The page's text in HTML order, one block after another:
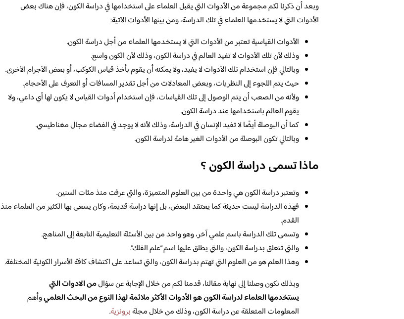
وبعد أن ذكرنا لكم مجموعة من الأدوات التي يقبل العلماء على استخدامها في دراسة الكون، فإن هناك بعض
الأدوات التي لا يستخدمها العلماء في تلك الدراسة، ومن بينها الأدوات الآتية:
الأدوات القياسية تعتبر من الأدوات التي لا يستخدمها العلماء من أجل دراسة الكون.
وذلك لأن تلك الأدوات لا تفيد العالم في دراسة الكون، وذلك لأن الكون واسع.
وبالتالي فإن استخدام تلك الأدوات لا يفيد، ولا يمكنه أن يقوم بأخذ قياس الكوكب، أو بعض الأجرام الأخرى.
حيث يتم اللجوء إلى النظريات، وبعض المعادلات من أجل تقدير المسافات أو التعرف على الأحجام.
ولأنه من الصعب أن يتم الوصول إلى تلك القياسات، فإن استخدام أدوات القياس لا يكون لها أي داعي، ولا
يقوم العالم باستخدامها عند دراسة الكون.
كما أن البوصلة أيضًا لا تفيد الإنسان في الدراسة، وذلك لأنه لا يوجد في الفضاء مجال مغناطيسي.
وبالتالي تكون البوصلة من الأدوات الغير هامة لدراسة الكون.
ماذا تسمى دراسة الكون ؟
وتعتبر دراسة الكون هي واحدة من بين العلوم المتميزة، والتي عرفت منذ مئات السنين.
فهذه الدراسة ليست حديثة كما يعتقد البعض، بل إنها دراسة قديمة، وكان يسعى بها الكثير من العلماء منذ
القدم.
وتسمى تلك الدراسة باسم علمي آخر، وهو واحد من بين الأسئلة التعليمية التابعة إلى المناهج.
والتي تتعلق بدراسة الكون، والتي يطلق عليها اسم “علم الفلك”.
وهذا العلم هو من العلوم التي تهتم بدراسة الكون، والتي تساعد على اكتشاف كافة الأسرار الكونية المختلفة.
وبذلك نكون وصلنا إلى نهاية مقالنا، قدمنا لكم من خلال الإجابة عن سؤالمن الادوات التي
يستخدمها العلماءلدراسة الكون هو الأدوات الأكثر ملائمة لهذا النوع من البحث العلميوأهم
المعلومات المتعلقة عن دراسة الكون، وذلك من خلال مجلةبرونزية.